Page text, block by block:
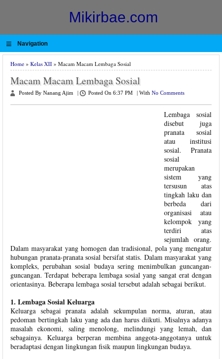
Mikirbae.com
≡ Navigation
Home » Kelas XII » Macam Macam Lembaga Sosial
Macam Macam Lembaga Sosial
Posted By Nanang Ajim Posted On 6:37 PM With No Comments
Lembaga sosial
disebut juga
pranata sosial
atau institusi
sosial. Pranata
sosial
merupakan
sistem yang
tersusun atas
tingkah laku dan
berbeda dari
organisasi atau
kelompok yang
terdiri atas
sejumlah orang.
Dalam masyarakat yang homogen dan tradisional, pola yang mengatur
hubungan pranata-pranata sosial bersifat statis. Dalam masyarakat yang
kompleks, perubahan sosial budaya sering menimbulkan guncangan-
guncangan. Terdapat beberapa lembaga sosial yang sangat erat dengan
orientasinya. Beberapa lembaga sosial tersebut adalah sebagai berikut.
1. Lembaga Sosial Keluarga
Keluarga sebagai pranata adalah sekumpulan norma, aturan, atau
pedoman bertingkah laku yang ada dan harus diikuti. Misalnya adanya
masalah ekonomi, saling menolong, melindungi yang lemah, dan
sebagainya. Keluarga berperan membina anggota-anggotanya untuk
beradaptasi dengan lingkungan fisik maupun lingkungan budaya.